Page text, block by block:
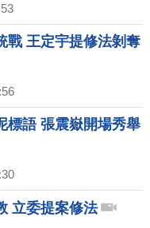
戰 王定宇提修法剝奪
標語 張震嶽開場秀舉
立委提案修法